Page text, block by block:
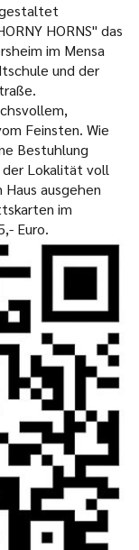
gestaltet
HORNS" das
im Mensa
und der
Feinsten. Wie
Bestuhlung
der Lokalität voll
ausgehen
im
Euro.